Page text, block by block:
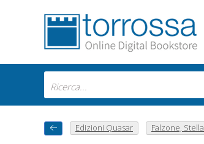
Edizioni Quasar Falzone, Stella